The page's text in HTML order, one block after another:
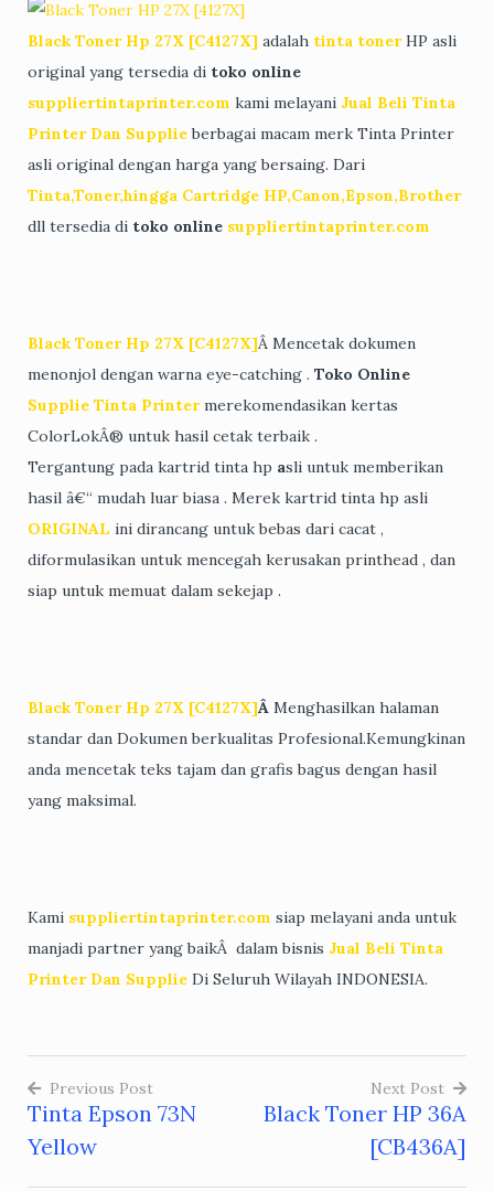
Black Toner Hp 27X [C4127X] adalah tinta tonerHP asli
original yang tersedia di toko online
suppliertintaprinter.com kami melayani Jual Beli Tinta
Printer Dan Supplieberbagai macam merk Tinta Printer
asli original dengan harga yang bersaing. Dari
Tinta,Toner,hingga Cartridge HP,Canon,Epson,Brother
dll tersedia di toko online suppliertintaprinter.com
Black Toner Hp 27X [C4127X]Â Mencetak dokumen
menonjol dengan warna eye-catching . Toko Online
Supplie Tinta Printermerekomendasikan kertas
ColorLokÂ® untuk hasil cetak terbaik .
Tergantung pada kartrid tinta hp asli untuk memberikan
hasil â€“ mudah luar biasa . Merek kartrid tinta hp asli
ORIGINAL ini dirancang untuk bebas dari cacat ,
diformulasikan untuk mencegah kerusakan printhead , dan
siap untuk memuat dalam sekejap .
Black Toner Hp 27X [C4127X]Â Menghasilkan halaman
standar dan Dokumen berkualitas Profesional.Kemungkinan
anda mencetak teks tajam dan grafis bagus dengan hasil
yang maksimal.
Kami suppliertintaprinter.com siap melayani anda untuk
manjadi partner yang baikÂ dalam bisnis Jual Beli Tinta
Printer Dan Supplie Di Seluruh Wilayah INDONESIA.
Post
navigation
Previous Post
Tinta Epson 73N
Yellow
Next Post
Black Toner HP 36A
[CB436A]